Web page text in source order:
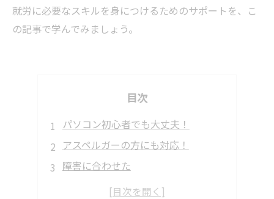
就労に必要なスキルを身につけるためのサポートを、こ
の記事で学んでみましょう。
目次
パソコン初心者でも大丈夫！
アスペルガーの方にも対応！
障害に合わせた
企業との連携